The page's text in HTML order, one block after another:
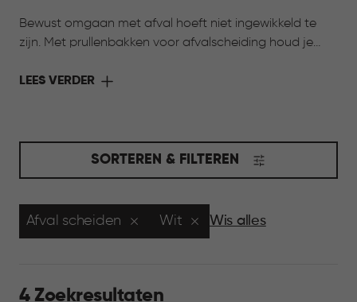
Bewust omgaan met afval hoeft niet ingewikkeld te
zijn. Met prullenbakken voor afvalscheiding houd je
Dankzij meerdere formaten en uitneembare
een onderdeel van het dagelijks leven, passend bij een
bewuste manier van wonen.
LEES VERDER
SORTEREN & FILTEREN
Afval scheiden Wit Wis alles
4 Zoekresultaten